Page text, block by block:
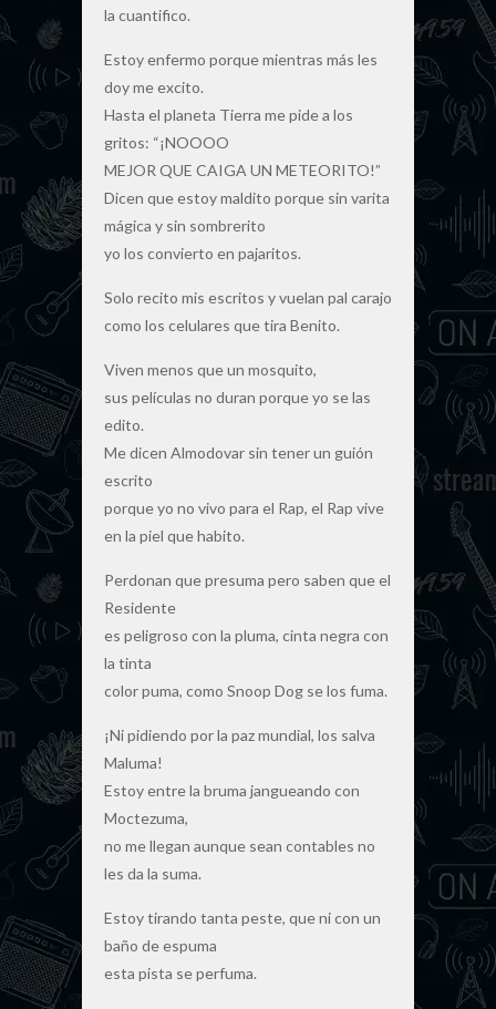
la cuantifico.
Estoy enfermo porque mientras más les
doy me excito.
Hasta el planeta Tierra me pide a los
gritos: “¡NOOOO
MEJOR QUE CAIGA UN METEORITO!”
Dicen que estoy maldito porque sin varita
mágica y sin sombrerito
yo los convierto en pajaritos.
Solo recito mis escritos y vuelan pal carajo
como los celulares que tira Benito.
Viven menos que un mosquito,
sus películas no duran porque yo se las
edito.
Me dicen Almodovar sin tener un guión
escrito
porque yo no vivo para el Rap, el Rap vive
en la piel que habito.
Perdonan que presuma pero saben que el
Residente
es peligroso con la pluma, cinta negra con
la tinta
color puma, como Snoop Dog se los fuma.
¡Ni pidiendo por la paz mundial, los salva
Maluma!
Estoy entre la bruma jangueando con
Moctezuma,
no me llegan aunque sean contables no
les da la suma.
Estoy tirando tanta peste, que ni con un
baño de espuma
esta pista se perfuma.